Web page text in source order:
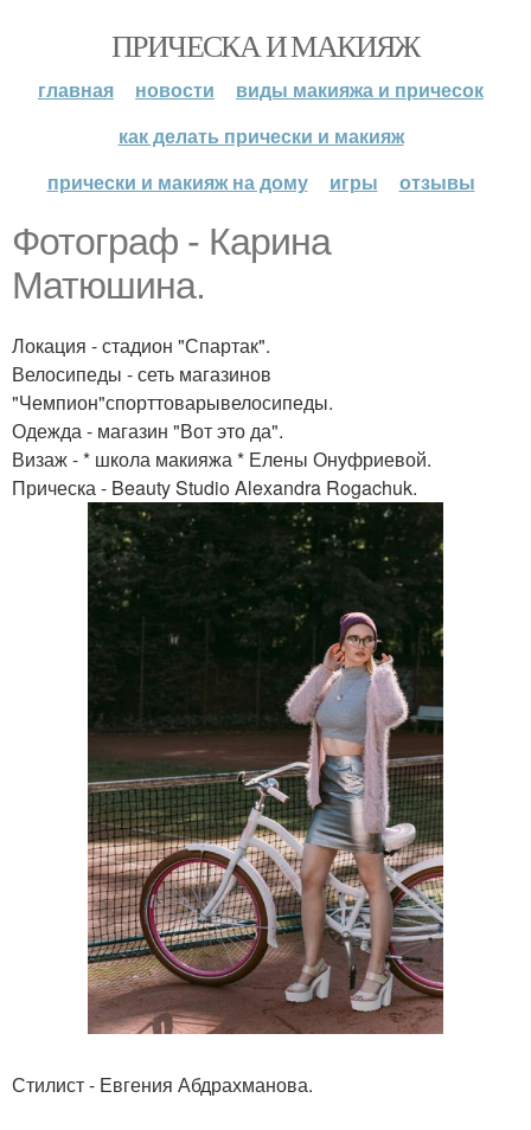
ПРИЧЕСКА И МАКИЯЖ
главная новости
виды макияжа и причесок
как делать прически и макияж
прически и макияж на дому
игры отзывы
Фотограф - Карина
Матюшина.
Локация - стадион "Спартак".
Велосипеды - сеть магазинов
"Чемпион"спорттоварывелосипеды.
Одежда - магазин "Вот это да".
Визаж - * школа макияжа * Елены Онуфриевой.
Прическа - Beauty Studio Alexandra Rogachuk.
Стилист - Евгения Абдрахманова.